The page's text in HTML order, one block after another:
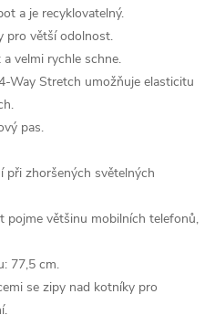
a je recyklovatelný.
pro větší odolnost.
velmi rychle schne.
Way Stretch umožňuje elasticitu
pas.
při zhoršených světelných
pojme většinu mobilních telefonů,
77,5 cm.
se zipy nad kotníky pro